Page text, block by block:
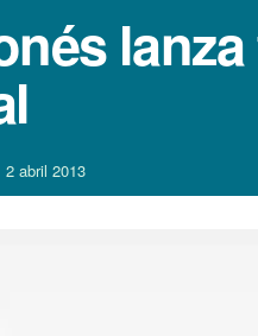
2 abril 2013